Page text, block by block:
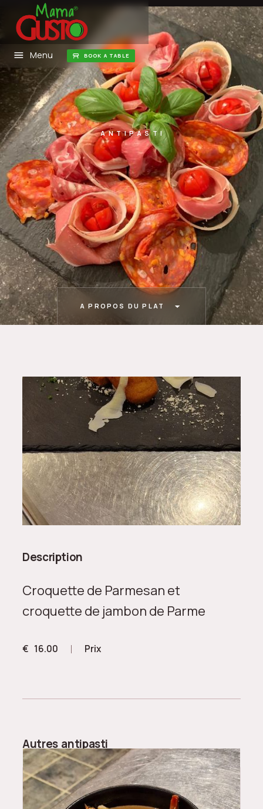
Menu BOOK A TABLE
ANTIPASTI
A PROPOS DU PLAT
Description
Croquette de Parmesan et
croquette de jambon de Parme
€ 16.00 Prix
Autres antipasti